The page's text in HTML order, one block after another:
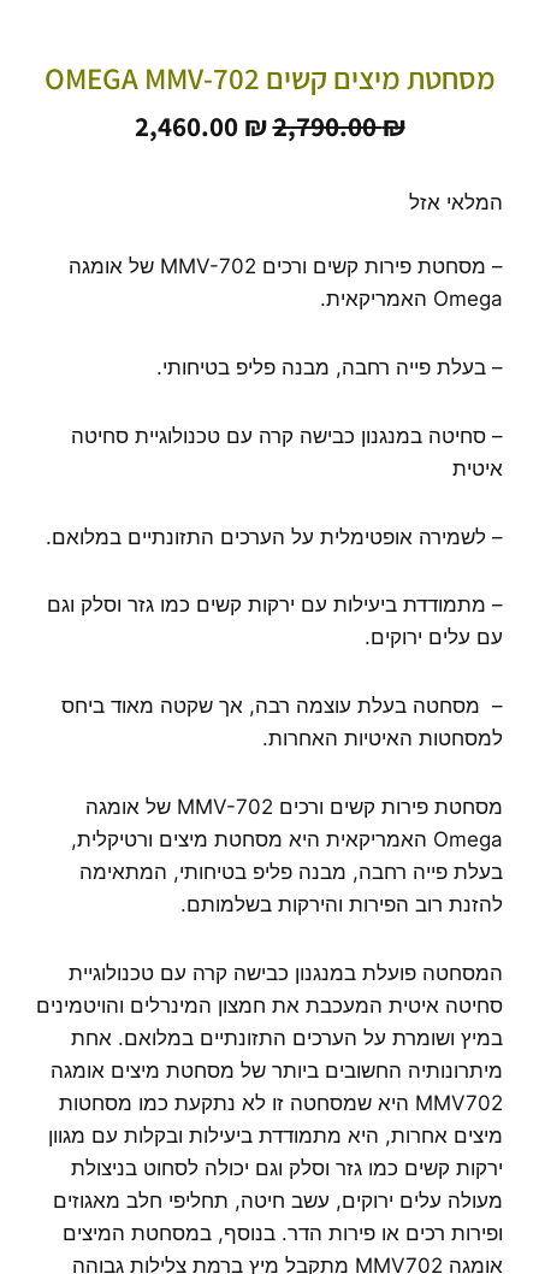
מסחטת מיצים קשים OMEGA MMV-702
2,790.00₪ המחיר
2,460.00 ₪ המחיר
המלאי אזל
– מסחטת פירות קשים ורכים MMV-702 של אומגה
Omega האמריקאית.
– בעלת פייה רחבה, מבנה פליפ בטיחותי.
– סחיטה במנגנון כבישה קרה עם טכנולוגיית סחיטה
איטית
– לשמירה אופטימלית על הערכים התזונתיים במלואם.
– מתמודדת ביעילות עם ירקות קשים כמו גזר וסלק וגם
עם עלים ירוקים.
– מסחטה בעלת עוצמה רבה, אך שקטה מאוד ביחס
למסחטות האיטיות האחרות.
מסחטת פירות קשים ורכים MMV-702 של אומגה
Omega האמריקאית היא מסחטת מיצים ורטיקלית,
בעלת פייה רחבה, מבנה פליפ בטיחותי, המתאימה
להזנת רוב הפירות והירקות בשלמותם.
המסחטה פועלת במנגנון כבישה קרה עם טכנולוגיית
סחיטה איטית המעכבת את חמצון המינרלים והויטמינים
במיץ ושומרת על הערכים התזונתיים במלואם. אחת
מיתרונותיה החשובים ביותר של מסחטת מיצים אומגה
MMV702 היא שמסחטה זו לא נתקעת כמו מסחטות
מיצים אחרות, היא מתמודדת ביעילות ובקלות עם מגוון
ירקות קשים כמו גזר וסלק וגם יכולה לסחוט בניצולת
מעולה עלים ירוקים, עשב חיטה, תחליפי חלב מאגוזים
ופירות רכים או פירות הדר. בנוסף, במסחטת המיצים
אומגה MMV702 מתקבל מיץ ברמת צלילות גבוהה